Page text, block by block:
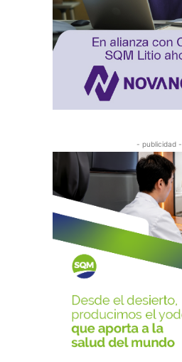
- publicidad -